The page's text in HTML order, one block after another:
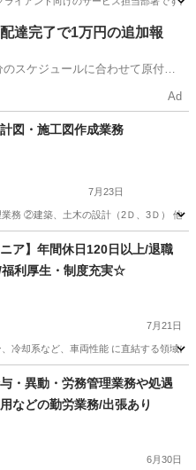
未経験
達完了で1万円の追加報
スケジュールに合わせて原付や
Ad
図・施工図作成業務
7月23日
②建築、土木の設計（2Ｄ、3Ｄ） 他、
ニア】年間休日120日以上/退職
利厚生・制度充実☆
7月21日
却系など、車両性能 に直結する領域に
・異動・労務管理業務や処遇
などの勤労業務/出張あり
6月30日